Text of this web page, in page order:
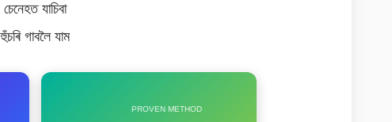
চেনেহত যাচিবা
হুঁচৰি গাবলৈ যাম
PROVEN METHOD